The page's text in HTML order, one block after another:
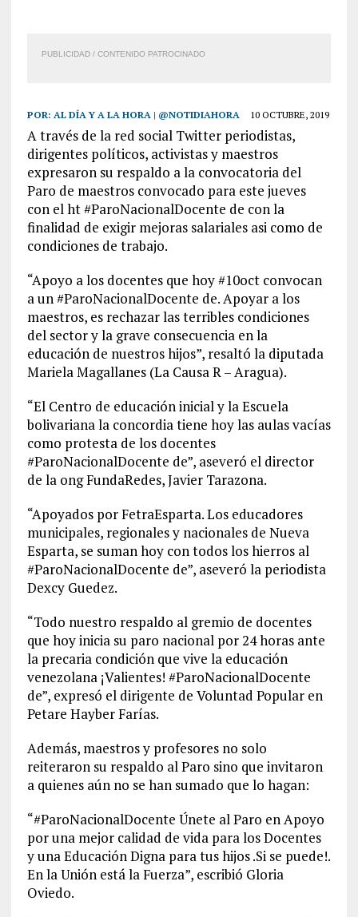
PUBLICIDAD / CONTENIDO PATROCINADO
POR: AL DÍA Y A LA HORA | @NOTIDIAHORA 10 OCTUBRE, 2019
A través de la red social Twitter periodistas,
dirigentes políticos, activistas y maestros
expresaron su respaldo a la convocatoria del
Paro de maestros convocado para este jueves
con el ht #ParoNacionalDocente de con la
finalidad de exigir mejoras salariales asi como de
condiciones de trabajo.
“Apoyo a los docentes que hoy #10oct convocan
a un #ParoNacionalDocente de. Apoyar a los
maestros, es rechazar las terribles condiciones
del sector y la grave consecuencia en la
educación de nuestros hijos”, resaltó la diputada
Mariela Magallanes (La Causa R – Aragua).
“El Centro de educación inicial y la Escuela
bolivariana la concordia tiene hoy las aulas vacías
como protesta de los docentes
#ParoNacionalDocente de”, aseveró el director
de la ong FundaRedes, Javier Tarazona.
“Apoyados por FetraEsparta. Los educadores
municipales, regionales y nacionales de Nueva
Esparta, se suman hoy con todos los hierros al
#ParoNacionalDocente de”, aseveró la periodista
Dexcy Guedez.
“Todo nuestro respaldo al gremio de docentes
que hoy inicia su paro nacional por 24 horas ante
la precaria condición que vive la educación
venezolana ¡Valientes! #ParoNacionalDocente
de”, expresó el dirigente de Voluntad Popular en
Petare Hayber Farías.
Además, maestros y profesores no solo
reiteraron su respaldo al Paro sino que invitaron
a quienes aún no se han sumado que lo hagan:
“#ParoNacionalDocente Únete al Paro en Apoyo
por una mejor calidad de vida para los Docentes
y una Educación Digna para tus hijos .Si se puede!.
En la Unión está la Fuerza”, escribió Gloria
Oviedo.